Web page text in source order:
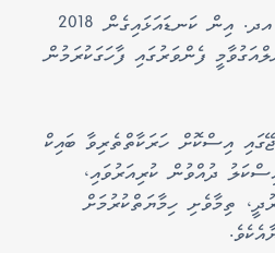
ދުނިޔޭގެ ބައިސްކަލް ދުވަހަކީ އދ. އިން ކަނޑައަޅައިގެން 2018
ފެންވަރުގައި ފާހަގަކުރަމުން
އިސްކޮށް ހަރަކާތްތެރިވާ ބައިކް
ދުއްވުން ކުރިއަރުވައި،
ތިމާވެށި ހިމާޔަތްކުރުމަށް